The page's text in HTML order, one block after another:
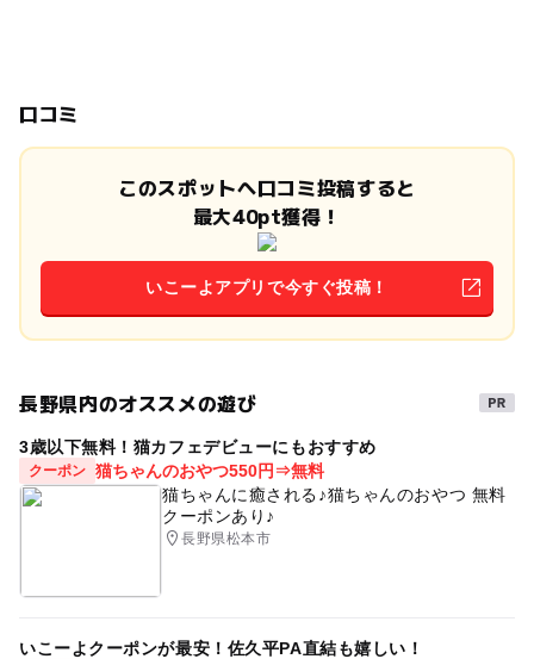
口コミ
このスポットへ口コミ投稿すると
最大40pt獲得！
いこーよアプリで今すぐ投稿！
長野県内のオススメの遊び
3歳以下無料！猫カフェデビューにもおすすめ
クーポン 猫ちゃんのおやつ550円⇒無料
猫ちゃんに癒される♪猫ちゃんのおやつ 無料
クーポンあり♪
長野県松本市
いこーよクーポンが最安！佐久平PA直結も嬉しい！